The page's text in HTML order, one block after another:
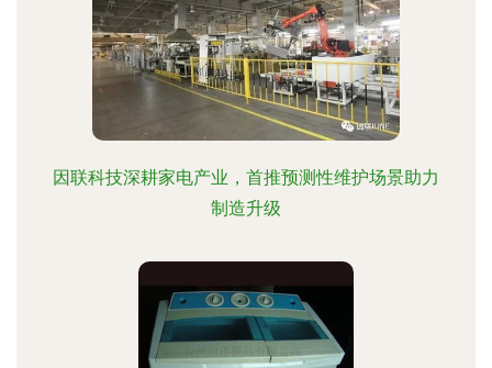
因联科技深耕家电产业，首推预测性维护场景助力
制造升级